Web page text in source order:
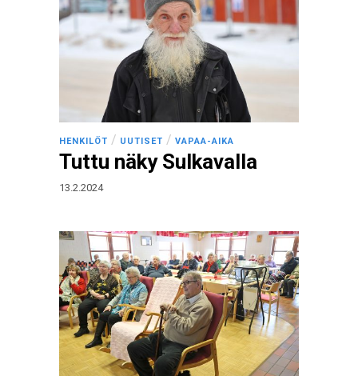
HENKILÖT / UUTISET / VAPAA-AIKA
Tuttu näky Sulkavalla
13.2.2024